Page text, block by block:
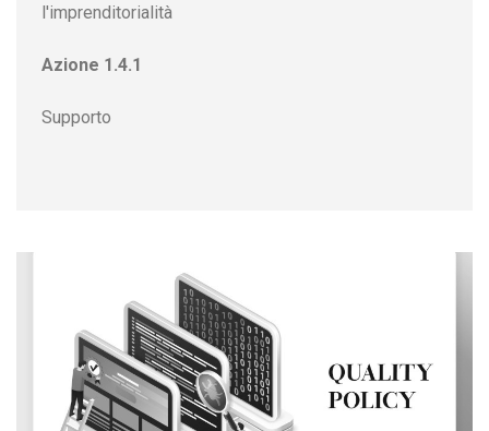
l'imprenditorialità
Azione 1.4.1
Supporto